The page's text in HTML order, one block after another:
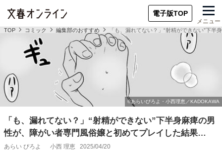
電子版TOP
メニュー
TOP コミック 編集部のおすすめ 「も、漏れてない？」“射精ができない”下
「も、漏れてない？」“射精ができない”下半身麻痺の男
性が、障がい者専門風俗嬢と初めてプレイした結果…
あらい ぴろよ 小西 理恵 2025/04/20